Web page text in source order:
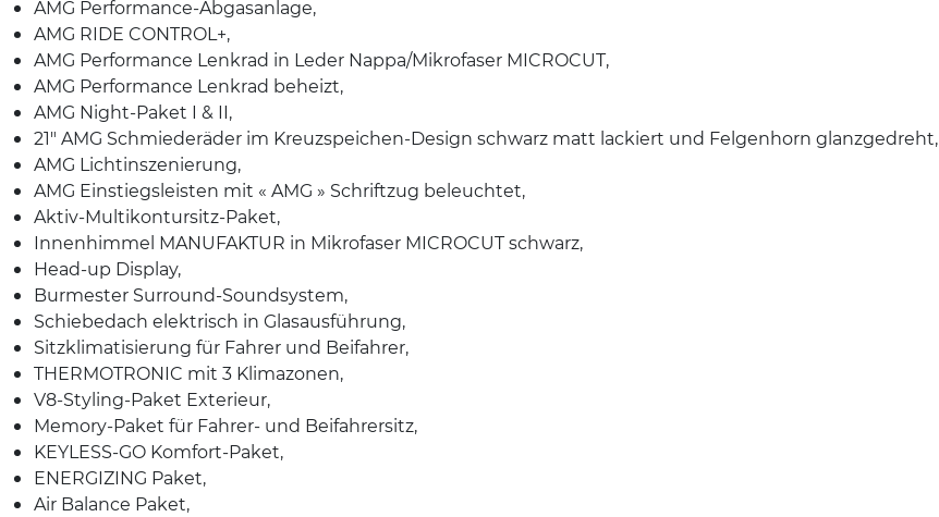
AMG Performance-Abgasanlage,
AMG RIDE CONTROL+,
AMG Performance Lenkrad in Leder Nappa/Mikrofaser MICROCUT,
AMG Performance Lenkrad beheizt,
AMG Night-Paket I & II,
21″ AMG Schmiederäder im Kreuzspeichen-Design schwarz matt lackiert und Felgenhorn glanzgedreht,
AMG Lichtinszenierung,
AMG Einstiegsleisten mit « AMG » Schriftzug beleuchtet,
Aktiv-Multikontursitz-Paket,
Innenhimmel MANUFAKTUR in Mikrofaser MICROCUT schwarz,
Head-up Display,
Burmester Surround-Soundsystem,
Schiebedach elektrisch in Glasausführung,
Sitzklimatisierung für Fahrer und Beifahrer,
THERMOTRONIC mit 3 Klimazonen,
V8-Styling-Paket Exterieur,
Memory-Paket für Fahrer- und Beifahrersitz,
KEYLESS-GO Komfort-Paket,
ENERGIZING Paket,
Air Balance Paket,